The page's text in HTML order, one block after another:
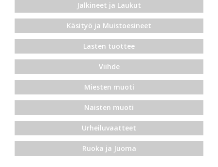
Jalkineet ja Laukut
Käsityö ja Muistoesineet
Lasten tuottee
Viihde
Miesten muoti
Naisten muoti
Urheiluvaatteet
Ruoka ja Juoma